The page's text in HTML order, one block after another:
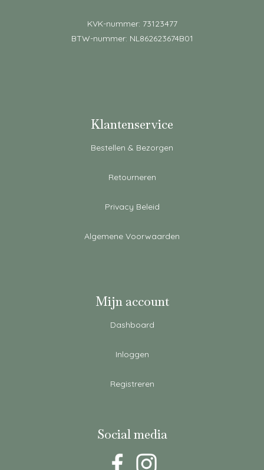
KVK-nummer: 73123477
BTW-nummer: NL862623674B01
Klantenservice
Bestellen & Bezorgen
Retourneren
Privacy Beleid
Algemene Voorwaarden
Mijn account
Dashboard
Inloggen
Registreren
Social media